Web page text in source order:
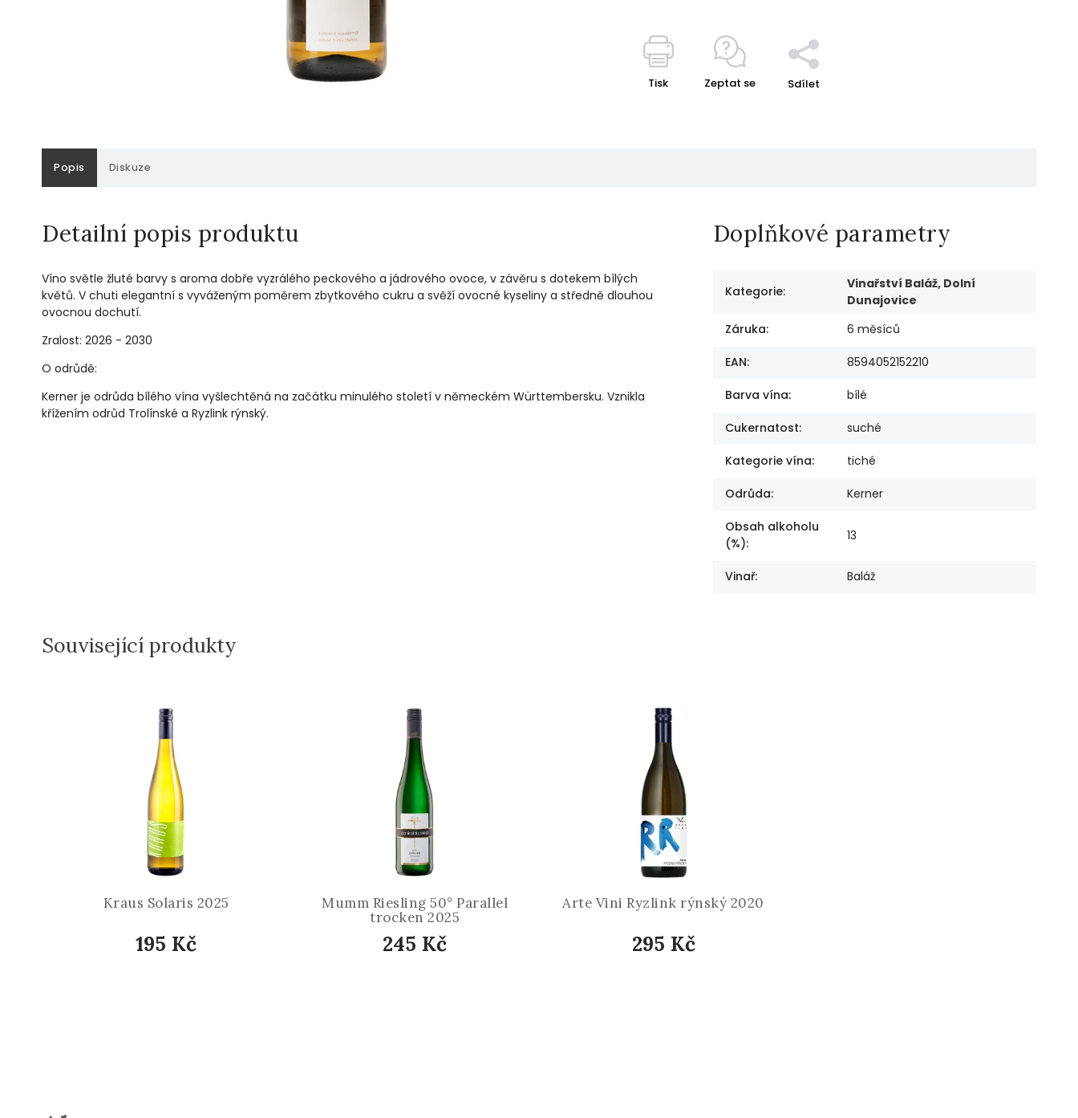
Tisk Zeptat se Sdílet
Popis Diskuze
Detailní popis produktu
Víno světle žluté barvy s aroma dobře vyzrálého peckového a jádrového ovoce, v závěru s dotekem bílých
květů. V chuti elegantní s vyváženým poměrem zbytkového cukru a svěží ovocné kyseliny a středně dlouhou
ovocnou dochutí.
Zralost: 2026 - 2030
O odrůdě:
Kerner je odrůda bílého vína vyšlechtěná na začátku minulého století v německém Württembersku. Vznikla
křížením odrůd Trolínské a Ryzlink rýnský.
Doplňkové parametry
Kategorie:
Vinařství Baláž, Dolní
Dunajovice
Záruka: 6 měsíců
EAN: 8594052152210
Barva vína: bílé
Cukernatost: suché
Kategorie vína: tiché
Odrůda: Kerner
Obsah alkoholu
(%): 13
Vinař: Baláž
Související produkty
Kraus Solaris 2025
195 Kč
Mumm Riesling 50° Parallel
trocken 2025
245 Kč
Arte Vini Ryzlink rýnský 2020
295 Kč